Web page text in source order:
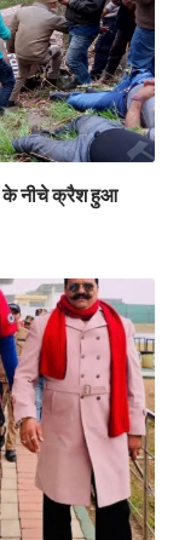
के नीचे क्रैश हुआ